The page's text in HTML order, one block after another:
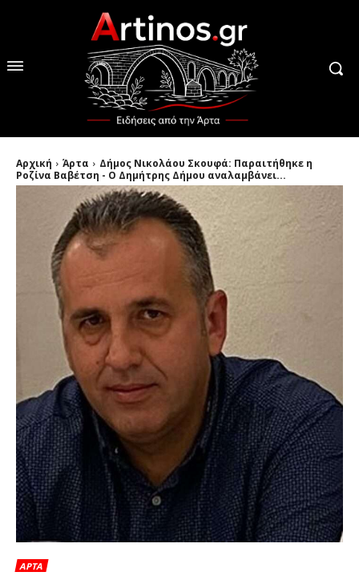
Αρχική Άρτα
Δήμος Νικολάου Σκουφά: Παραιτήθηκε η
Ροζίνα Βαβέτση - Ο Δημήτρης Δήμου αναλαμβάνει...
ΑΡΤΑ